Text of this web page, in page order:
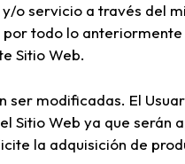
o servicio a través del
todo lo
Sitio Web.
modificadas. El
Sitio Web ya que serán
la adquisición de